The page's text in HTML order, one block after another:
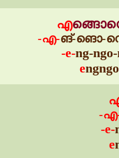
എ
-എ-ങ്-ങൊ-
-e-ng-
e
-
-e-
e